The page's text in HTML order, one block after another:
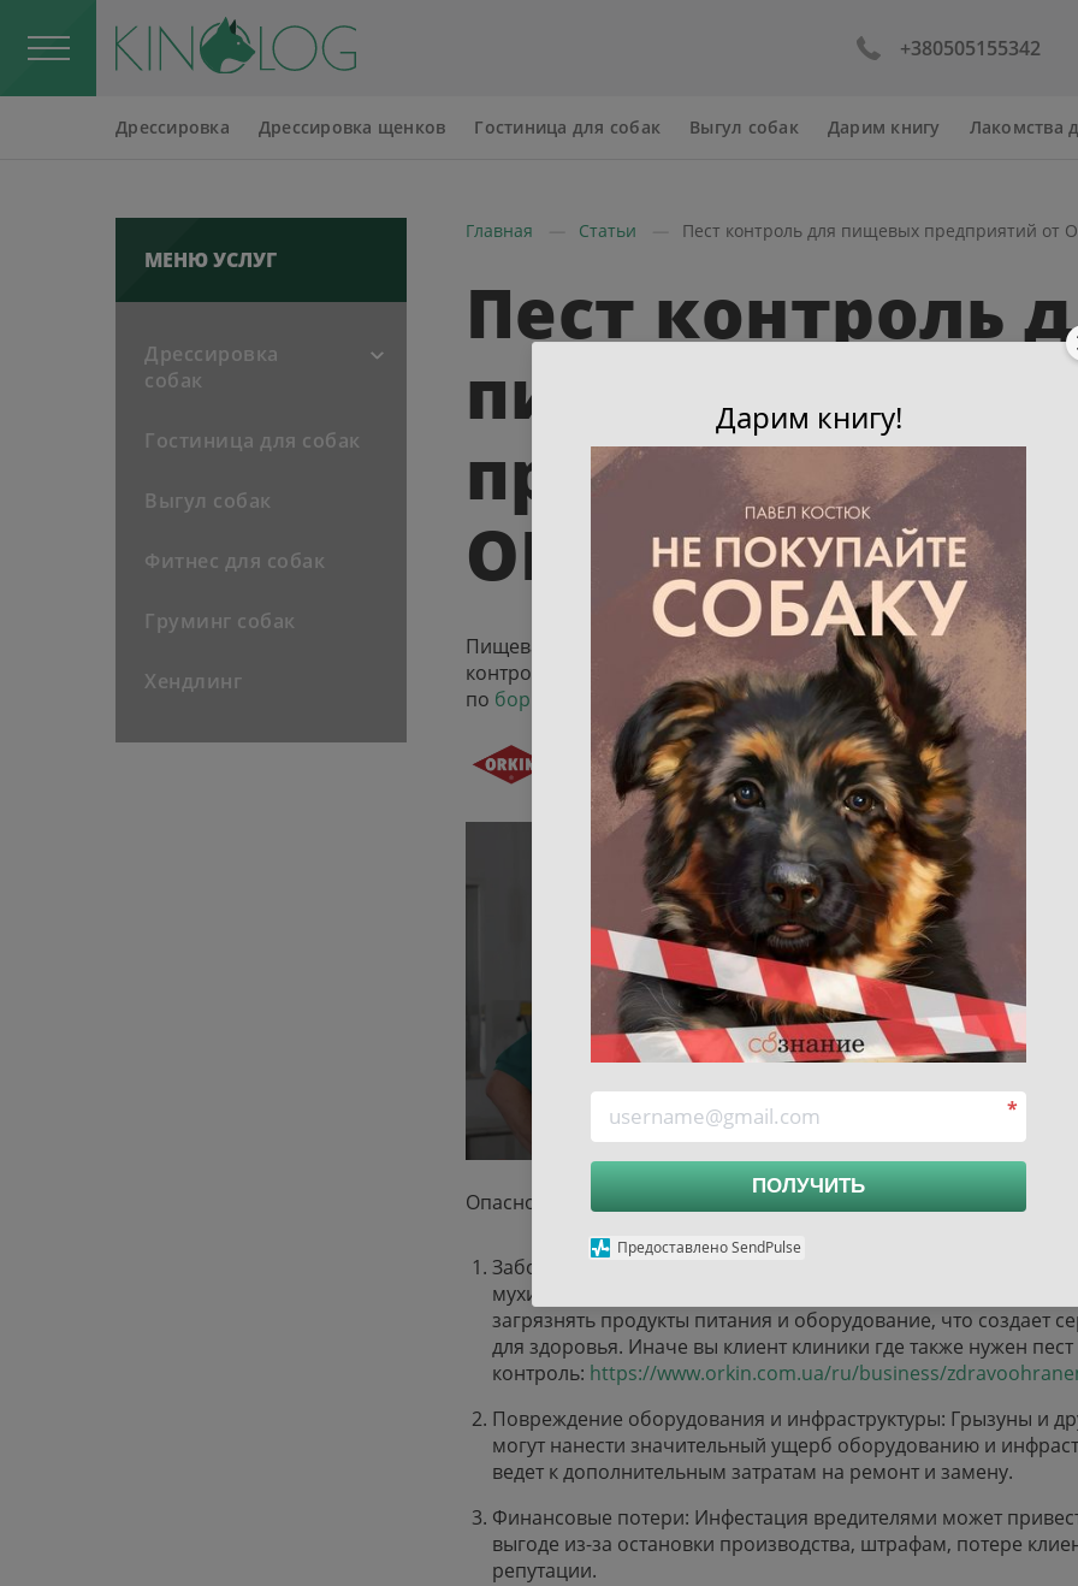
Меню
+380505155342
Дрессировка Дрессировка щенков Гостиница для собак Выгул собак Дарим книгу Лакомства
МЕНЮ УСЛУГ
Дрессировка
собак
Гостиница для собак
Выгул собак
Фитнес для собак
Груминг собак
Хендлинг
Главная Статьи Пест контроль для пищевых предприятий от
Пест контроль
пищевых
предприятий от
ORKIN.COM.UA
Пищевая промышленность подвергается ряду уникальных
контролем за вредителями. Ниже приведен подробный обзор
по борьбе с вредителями для пищевых предприятий:
Опасности от вредителей на пищевых предприятиях
Заболевания и заражение: Вредители, такие как тараканы,
мухи, могут быть переносчиками множества заболеваний.
загрязнять продукты питания и оборудование, что создает
для здоровья. Иначе вы клиент клиники где также нужен пест
контроль: https://www.orkin.com.ua/ru/business/
Повреждение оборудования и инфраструктуры: Грызуны и
могут нанести значительный ущерб оборудованию и
ведет к дополнительным затратам на ремонт и замену.
Финансовые потери: Инфестация вредителями может
выгоде из-за остановки производства, штрафам, потере
репутации.
Дарим книгу!
*
ПОЛУЧИТЬ
Предоставлено SendPulse